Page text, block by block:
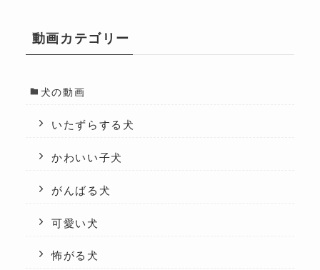
動画カテゴリー
犬の動画
いたずらする犬
かわいい子犬
がんばる犬
可愛い犬
怖がる犬